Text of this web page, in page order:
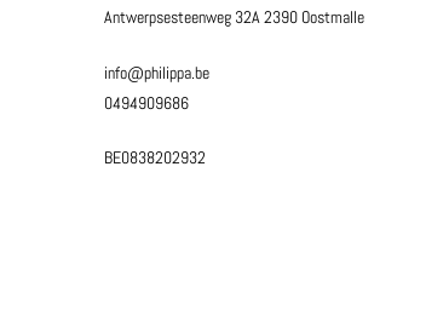
Antwerpsesteenweg 32A2390 Oostmalle
info@philippa.be
0494909686
BE0838202932